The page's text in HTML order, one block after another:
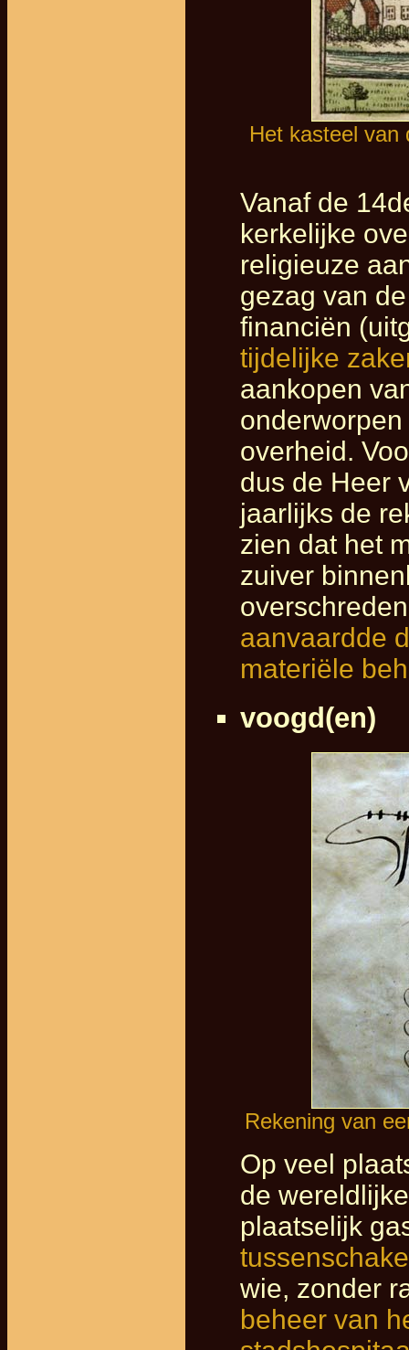
Het kasteel van
Vanaf de
kerkelijke
religieuze
gezag van
financiën
tijdelijke
aankopen
overheid.
dus de Heer
jaarlijks de
zien dat het
zuiver
aanvaardde
materiële
voogd(en)
Rekening van
Op veel
de
plaatselijk
wie, zonder
beheer van